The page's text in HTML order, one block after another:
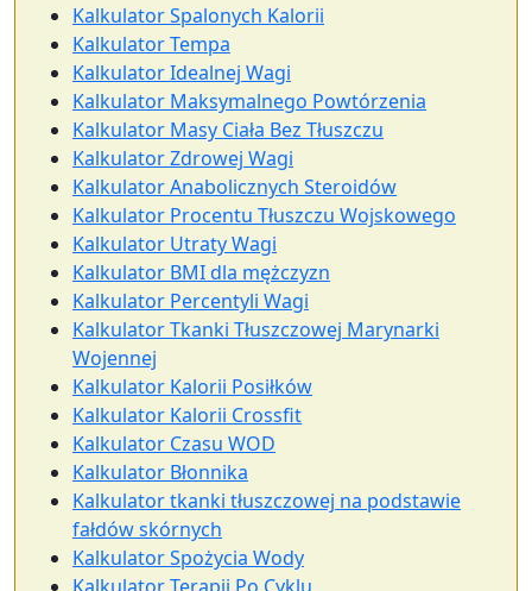
Kalkulator Spalonych Kalorii
Kalkulator Tempa
Kalkulator Idealnej Wagi
Kalkulator Maksymalnego Powtórzenia
Kalkulator Masy Ciała Bez Tłuszczu
Kalkulator Zdrowej Wagi
Kalkulator Anabolicznych Steroidów
Kalkulator Procentu Tłuszczu Wojskowego
Kalkulator Utraty Wagi
Kalkulator BMI dla mężczyzn
Kalkulator Percentyli Wagi
Kalkulator Tkanki Tłuszczowej Marynarki
Wojennej
Kalkulator Kalorii Posiłków
Kalkulator Kalorii Crossfit
Kalkulator Czasu WOD
Kalkulator Błonnika
Kalkulator tkanki tłuszczowej na podstawie
fałdów skórnych
Kalkulator Spożycia Wody
Kalkulator Terapii Po Cyklu